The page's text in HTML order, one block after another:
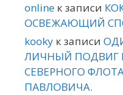
online к записи
ОСВЕЖАЮЩИЙ
kooky к записи
ЛИЧНЫЙ ПОДВИГ
СЕВЕРНОГО
ПАВЛОВИЧА.